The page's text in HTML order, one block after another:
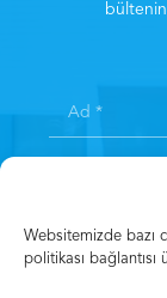
Websitemizde bazı
politikası